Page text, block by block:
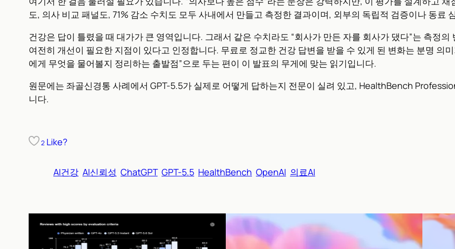
도, 의사 비교 패널도, 71% 감소 수치도 모두 사내에서 만들고 측정한 결과이며, 외부의 독립적 검증이나 동료
건강은 답이 틀렸을 때 대가가 큰 영역입니다. 그래서 같은 수치라도 “회사가 만든 자를 회사가 댔다”는 측정
여전히 개선이 필요한 지점이 있다고 인정합니다. 무료로 정교한 건강 답변을 받을 수 있게 된 변화는 분명 의
에게 무엇을 물어볼지 정리하는 출발점”으로 두는 편이 이 발표의 무게에 맞는 읽기입니다.
원문에는 좌골신경통 사례에서 GPT-5.5가 실제로 어떻게 답하는지 전문이 실려 있고, HealthBench
니다.
2 Like?
AI건강 AI신뢰성 ChatGPT GPT-5.5 HealthBench OpenAI 의료AI